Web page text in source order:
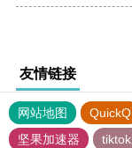
友情链接
网站地图 QuickQ
坚果加速器